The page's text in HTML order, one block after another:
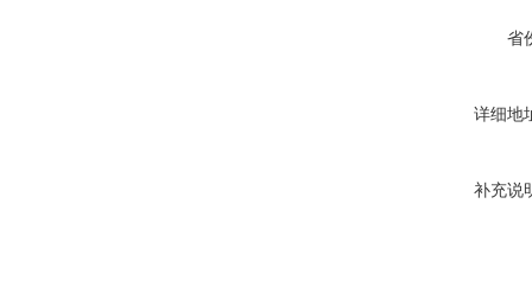
省
详细地
补充说